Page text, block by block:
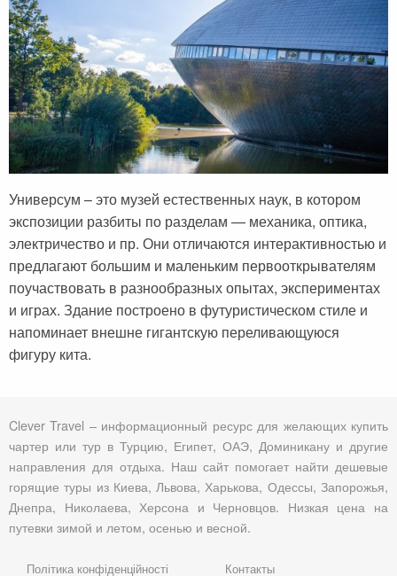
Универсум – это музей естественных наук, в котором
экспозиции разбиты по разделам — механика, оптика,
электричество и пр. Они отличаются интерактивностью и
предлагают большим и маленьким первооткрывателям
поучаствовать в разнообразных опытах, экспериментах
и играх. Здание построено в футуристическом стиле и
напоминает внешне гигантскую переливающуюся
фигуру кита.
Clever Travel – информационный ресурс для желающих купить
чартер или тур в Турцию, Египет, ОАЭ, Доминикану и другие
направления для отдыха. Наш сайт помогает найти дешевые
горящие туры из Киева, Львова, Харькова, Одессы, Запорожья,
Днепра, Николаева, Херсона и Черновцов. Низкая цена на
путевки зимой и летом, осенью и весной.
Політика конфіденційності Контакты